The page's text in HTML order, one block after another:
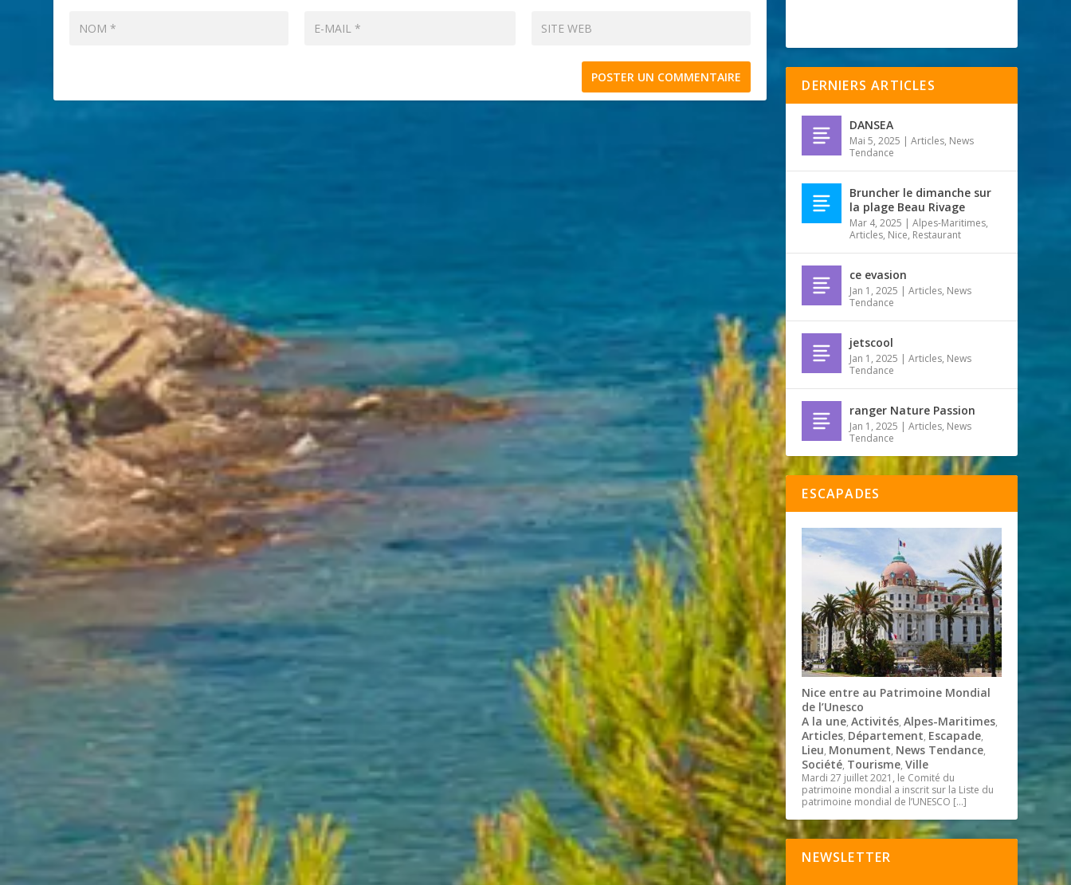
DERNIERS ARTICLES
DANSEA
Mai 5, 2025 |Articles, News
Tendance
Bruncher le dimanche sur
la plage Beau Rivage
Mar 4, 2025 |Alpes-Maritimes,
Articles, Nice, Restaurant
ce evasion
Jan 1, 2025 |Articles, News
Tendance
jetscool
Jan 1, 2025 |Articles, News
Tendance
ranger Nature Passion
Jan 1, 2025 |Articles, News
Tendance
ESCAPADES
Nice entre au Patrimoine Mondial
de l’Unesco
A la une,Activités,Alpes-Maritimes,
Articles, Département, Escapade,
Lieu, Monument, News Tendance,
Société, Tourisme,Ville
Mardi 27 juillet 2021, le Comité du
patrimoine mondial a inscrit sur la Liste du
patrimoine mondial de l’UNESCO […]
NEWSLETTER